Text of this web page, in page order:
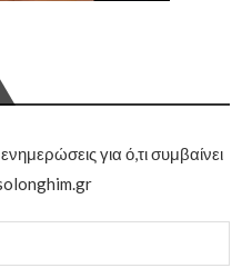
για ό,τι συμβαίνει